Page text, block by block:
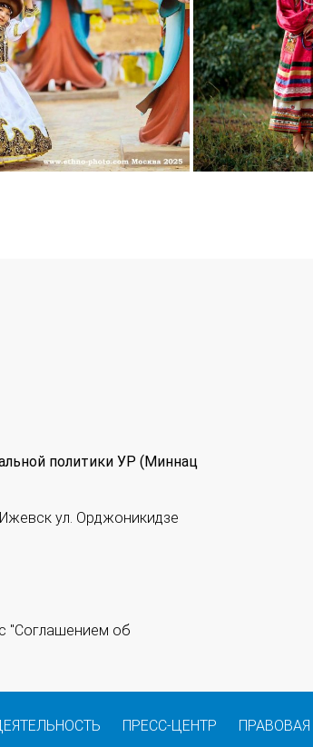
политики УР (Миннац
ул. Орджоникидзе
"Соглашением об
ПРЕСС-ЦЕНТР